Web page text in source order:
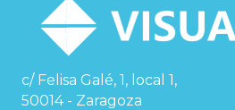
c/ Felisa Galé, 1, local 1,
50014 - Zaragoza